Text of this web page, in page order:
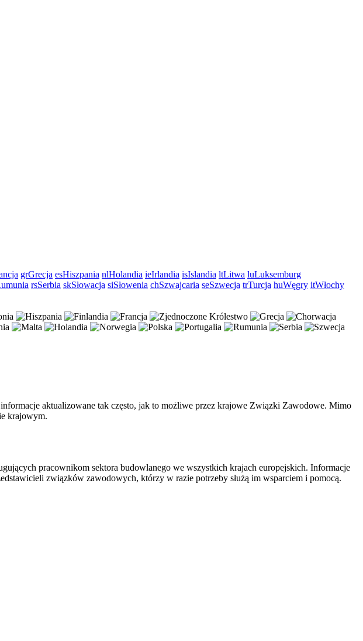
grGrecja esHiszpania nlHolandia ieIrlandia isIslandia ltLitwa luLuksemburg
rsSerbia skSłowacja siSłowenia chSzwajcaria seSzwecja trTurcja huWęgry itWłochy
aktualizowane tak często, jak to możliwe przez krajowe Związki Zawodowe. Mimo
krajowym.
pracownikom sektora budowlanego we wszystkich krajach europejskich. Informacje
związków zawodowych, którzy w razie potrzeby służą im wsparciem i pomocą.